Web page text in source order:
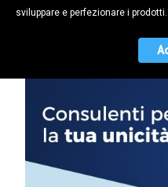
COMPETITIVO
sviluppare e perfezionare i prodotti.